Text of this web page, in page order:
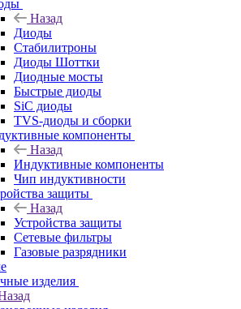
Назад
Диоды
Стабилитроны
Диоды Шоттки
Диодные мосты
Быстрые диоды
SiC диоды
TVS-диоды и сборки
компоненты
Назад
Индуктивные компоненты
Чип индуктивности
защиты
Назад
Устройства защиты
Сетевые фильтры
Газовые разрядники
изделия